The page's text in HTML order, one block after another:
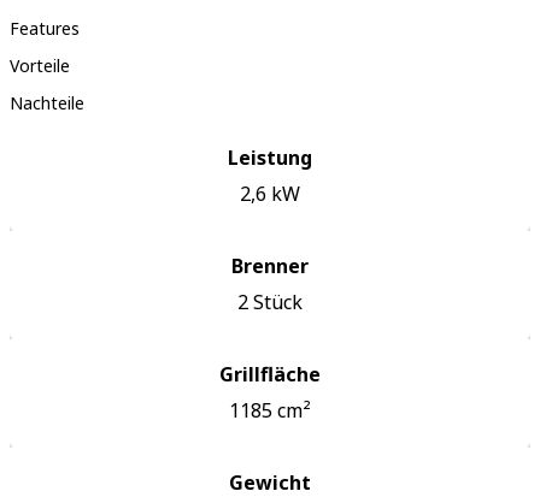
Features
Vorteile
Nachteile
Leistung
2,6 kW
Brenner
2Stück
Grillfläche
1185cm²
Gewicht